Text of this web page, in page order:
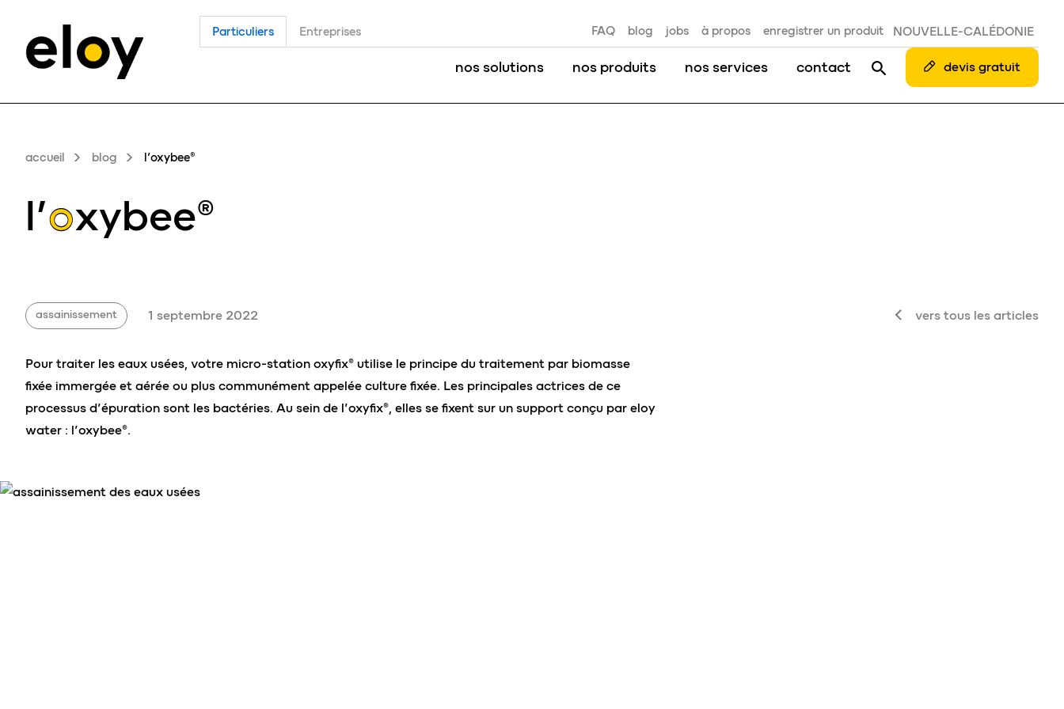
Particuliers Entreprises FAQ blog jobs à propos enregistrer un produit NOUVELLE-CALÉDONIE
nos solutions nos produits nos services contact devis gratuit
accueil blog l’oxybee®
l’oxybee®
assainissement 1 septembre 2022 vers tous les articles
Pour traiter les eaux usées, votre micro-station oxyfix® utilise le principe du traitement par biomasse
fixée immergée et aérée ou plus communément appelée culture fixée. Les principales actrices de ce
processus d’épuration sont les bactéries. Au sein de l’oxyfix®, elles se fixent sur un support conçu par eloy
water : l’oxybee®.